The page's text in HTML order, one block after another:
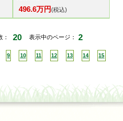
496.6万円(税込)
20 表示中のページ： 2
9 10 11 12 13 14 15